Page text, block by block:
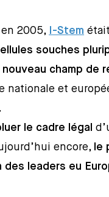
en 2005, I-Stem
souches
nouveau champ de
nationale et
.
le cadre légal
encore, le
des leaders eu